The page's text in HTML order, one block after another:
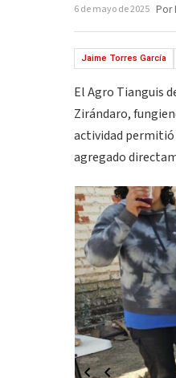
6 de mayo de 2025 Por
Jaime Torres García
El Agro Tianguis
Zirándaro,
actividad permitió
agregado